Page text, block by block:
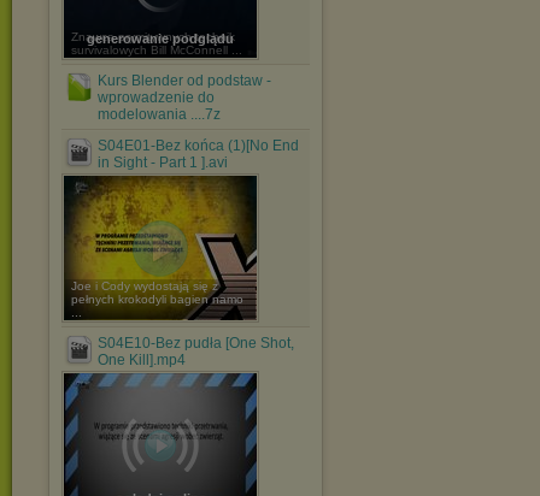
generowanie podglądu
Znawca prymitywnych technik
survivalowych Bill McConnell ...
Kurs Blender od podstaw -
wprowadzenie do
modelowania ....7z
S04E01-Bez końca (1)[No End
in Sight - Part 1 ].avi
Joe i Cody wydostają się z
pełnych krokodyli bagien namo
S04E10-Bez pudła [One Shot,
One Kill].mp4